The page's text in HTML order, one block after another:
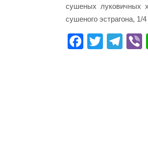
сушеных луковичных
сушеного эстрагона, 1/
Fa T
Te